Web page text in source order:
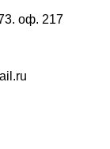
оф. 217